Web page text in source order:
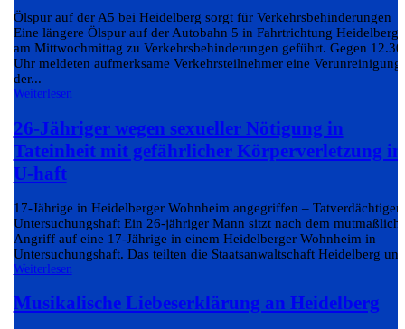
Ölspur auf der A5 bei Heidelberg sorgt für Verkehrsbehinderungen
Eine längere Ölspur auf der Autobahn 5 in Fahrtrichtung Heidelberg
am Mittwochmittag zu Verkehrsbehinderungen geführt. Gegen 12.30
Uhr meldeten aufmerksame Verkehrsteilnehmer eine Verunreinigung
der...
Weiterlesen
26-Jähriger wegen sexueller Nötigung in
Tateinheit mit gefährlicher Körperverletzung in
U-haft
17-Jährige in Heidelberger Wohnheim angegriffen – Tatverdächtiger
Untersuchungshaft Ein 26-jähriger Mann sitzt nach dem
Angriff auf eine 17-Jährige in einem Heidelberger Wohnheim in
Untersuchungshaft. Das teilten die Staatsanwaltschaft Heidelberg
Weiterlesen
Musikalische Liebeserklärung an Heidelberg